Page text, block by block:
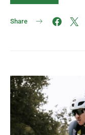
Share